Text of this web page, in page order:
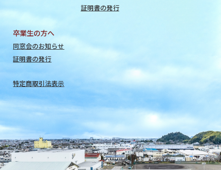
証明書の発行
卒業生の方へ
同窓会のお知らせ
証明書の発行
特定商取引法表示